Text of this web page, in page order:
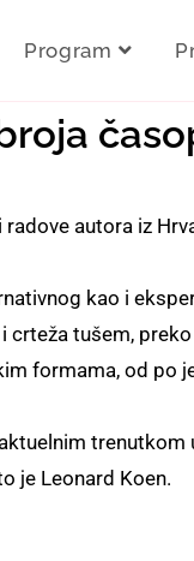
Program
autora iz
kao i
tušem,
formama, od po
je Leonard Koen.